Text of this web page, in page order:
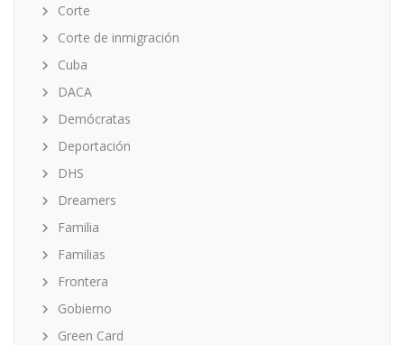
Corte
Corte de inmigración
Cuba
DACA
Demócratas
Deportación
DHS
Dreamers
Familia
Familias
Frontera
Gobierno
Green Card